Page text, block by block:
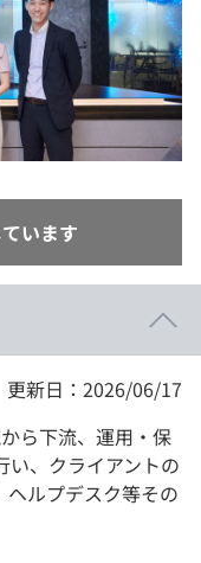
います
更新日：2026/06/17
ら下流、運用・保
い、クライアントの
ヘルプデスク等その